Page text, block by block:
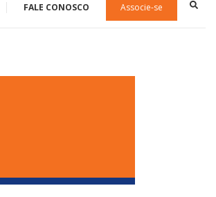
FALE CONOSCO Associe-se